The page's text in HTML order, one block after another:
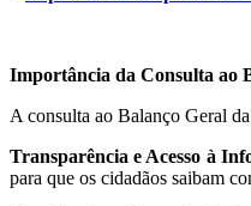
Importância da Consulta ao
A consulta ao Balanço Geral
Transparência e Acesso à
para que os cidadãos saibam